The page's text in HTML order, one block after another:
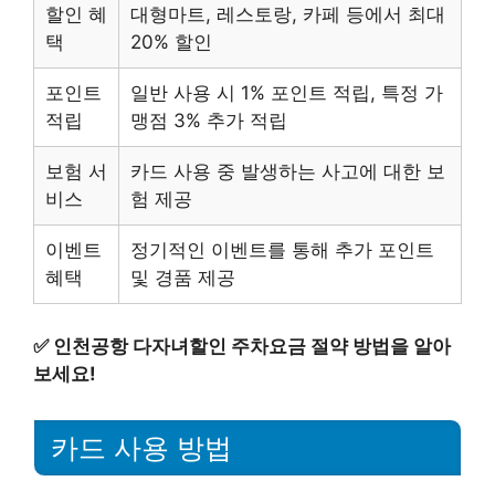
할인 혜
택
대형마트, 레스토랑, 카페 등에서 최대
20% 할인
포인트
적립
일반 사용 시 1% 포인트 적립, 특정 가
맹점 3% 추가 적립
보험 서
비스
카드 사용 중 발생하는 사고에 대한 보
험 제공
이벤트
혜택
정기적인 이벤트를 통해 추가 포인트
및 경품 제공
✅ 인천공항 다자녀할인 주차요금 절약 방법을 알아
보세요!
카드 사용 방법